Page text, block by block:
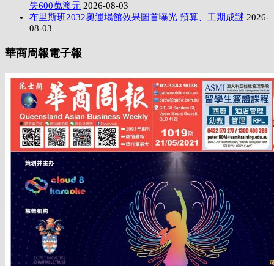
失600萬澳元 2026-08-03
布里斯班2032奧運場館效果圖首曝光 預算、工期成謎 2026-
08-03
華商周報電子報